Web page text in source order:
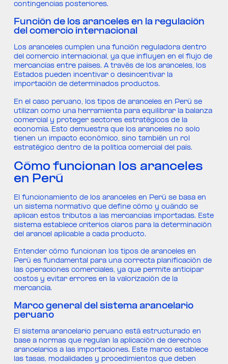
contingencias posteriores.
Función de los aranceles en la regulación
del comercio internacional
Los aranceles cumplen una función reguladora dentro
del comercio internacional, ya que influyen en el flujo de
mercancías entre países. A través de los aranceles, los
Estados pueden incentivar o desincentivar la
importación de determinados productos.
En el caso peruano, los tipos de aranceles en Perú se
utilizan como una herramienta para equilibrar la balanza
comercial y proteger sectores estratégicos de la
economía. Esto demuestra que los aranceles no solo
tienen un impacto económico, sino también un rol
estratégico dentro de la política comercial del país.
Cómo funcionan los aranceles
en Perú
El funcionamiento de los aranceles en Perú se basa en
un sistema normativo que define cómo y cuándo se
aplican estos tributos a las mercancías importadas. Este
sistema establece criterios claros para la determinación
del arancel aplicable a cada producto.
Entender cómo funcionan los tipos de aranceles en
Perú es fundamental para una correcta planificación de
las operaciones comerciales, ya que permite anticipar
costos y evitar errores en la valorización de la
mercancía.
Marco general del sistema arancelario
peruano
El sistema arancelario peruano está estructurado en
base a normas que regulan la aplicación de derechos
arancelarios a las importaciones. Este marco establece
las tasas, modalidades y procedimientos que deben